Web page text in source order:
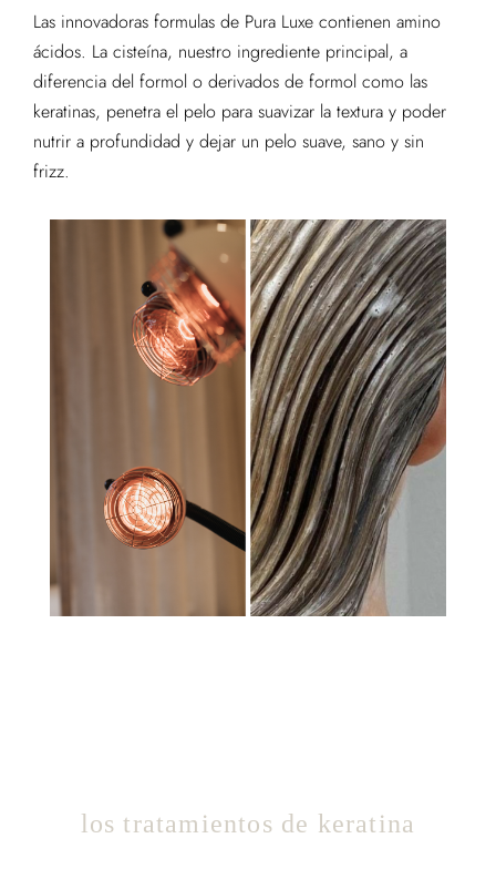
Las innovadoras formulas de Pura Luxe contienen amino
ácidos. La cisteína, nuestro ingrediente principal, a
diferencia del formol o derivados de formol como las
keratinas, penetra el pelo para suavizar la textura y poder
nutrir a profundidad y dejar un pelo suave, sano y sin
frizz.
los tratamientos de keratina